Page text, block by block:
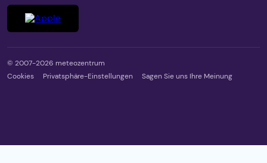
© 2007-2026 meteozentrum
Cookies
Privatsphäre-Einstellungen Sagen Sie uns Ihre Meinung